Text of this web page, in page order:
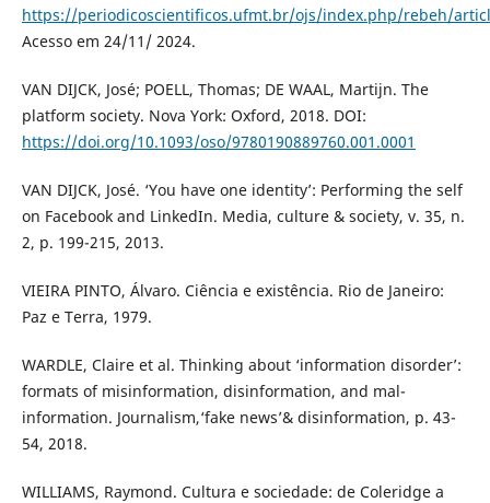
https://periodicoscientificos.ufmt.br/ojs/index.php/rebeh/
Acesso em 24/11/ 2024.
VAN DIJCK, José; POELL, Thomas; DE WAAL, Martijn. The
platform society. Nova York: Oxford, 2018. DOI:
https://doi.org/10.1093/oso/9780190889760.001.0001
VAN DIJCK, José. ‘You have one identity’: Performing the self
on Facebook and LinkedIn. Media, culture & society, v. 35, n.
2, p. 199-215, 2013.
VIEIRA PINTO, Álvaro. Ciência e existência. Rio de Janeiro:
Paz e Terra, 1979.
WARDLE, Claire et al. Thinking about ‘information disorder’:
formats of misinformation, disinformation, and mal-
information. Journalism,‘fake news’& disinformation, p. 43-
54, 2018.
WILLIAMS, Raymond. Cultura e sociedade: de Coleridge a